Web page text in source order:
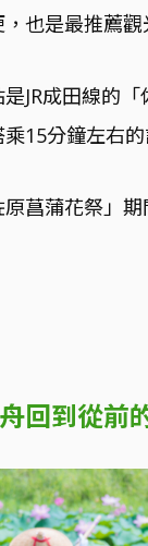
也是最推薦
JR成田線的
15分鐘左右的
菖蒲花祭」
回到從前